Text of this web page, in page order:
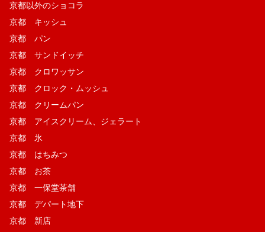
京都以外のショコラ
京都 キッシュ
京都 パン
京都 サンドイッチ
京都 クロワッサン
京都 クロック・ムッシュ
京都 クリームパン
京都 アイスクリーム、ジェラート
京都 氷
京都 はちみつ
京都 お茶
京都 一保堂茶舗
京都 デパート地下
京都 新店